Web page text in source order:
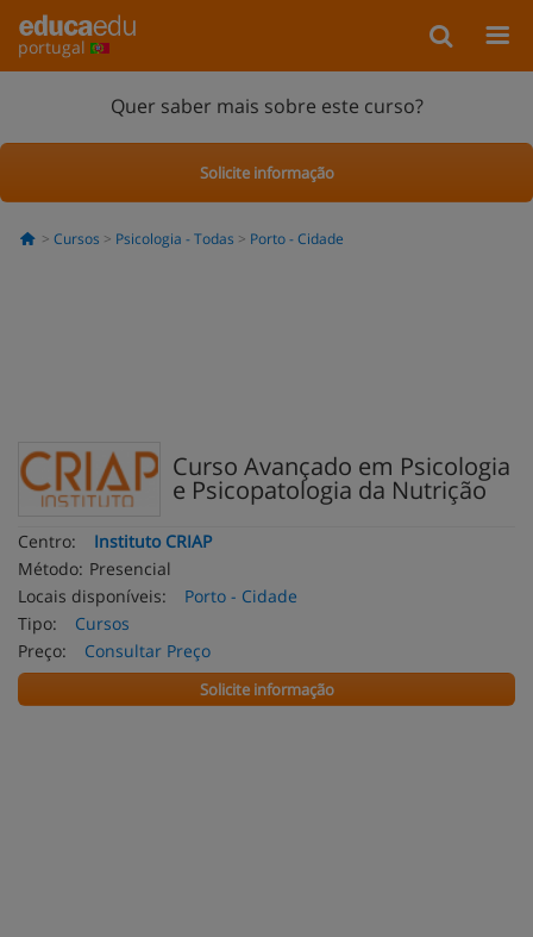
portugal
Quer saber mais sobre este curso?
Solicite informação
Cursos Psicologia - Todas Porto - Cidade
Curso Avançado em Psicologia
e Psicopatologia da Nutrição
Centro:
Instituto CRIAP
Método: Presencial
Locais disponíveis:
Porto - Cidade
Tipo:
Cursos
Preço:
Consultar Preço
Solicite informação